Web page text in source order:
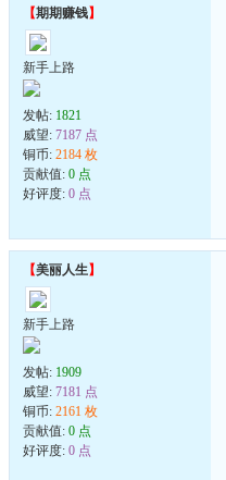
【期期赚钱】
新手上路
发帖: 1821
威望: 7187 点
铜币: 2184 枚
贡献值: 0 点
好评度: 0 点
【美丽人生】
新手上路
发帖: 1909
威望: 7181 点
铜币: 2161 枚
贡献值: 0 点
好评度: 0 点